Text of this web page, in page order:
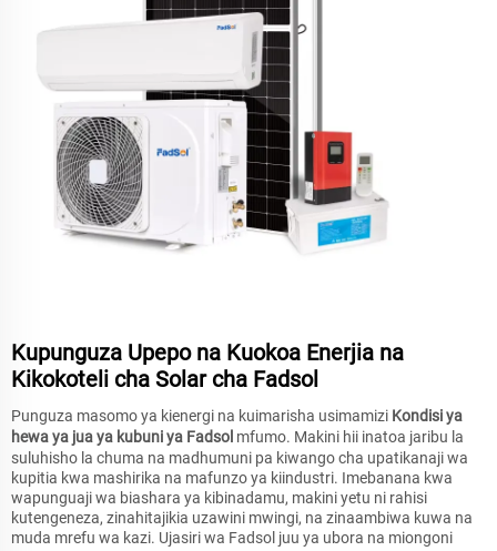
Kupunguza Upepo na Kuokoa Enerjia na
Kikokoteli cha Solar cha Fadsol
Punguza masomo ya kienergi na kuimarisha usimamizi Kondisi ya
hewa ya jua ya kubuni ya Fadsol mfumo. Makini hii inatoa jaribu la
suluhisho la chuma na madhumuni pa kiwango cha upatikanaji wa
kupitia kwa mashirika na mafunzo ya kiindustri. Imebanana kwa
wapunguaji wa biashara ya kibinadamu, makini yetu ni rahisi
kutengeneza, zinahitajikia uzawini mwingi, na zinaambiwa kuwa na
muda mrefu wa kazi. Ujasiri wa Fadsol juu ya ubora na miongoni